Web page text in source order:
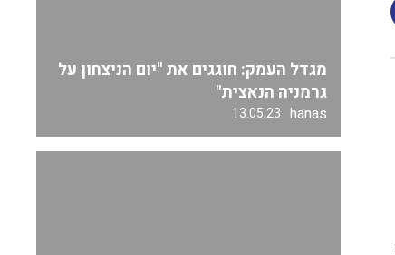
מגדל העמק: חוגגים את "יום הניצחון על
גרמניה הנאצית"
hanas
13.05.23